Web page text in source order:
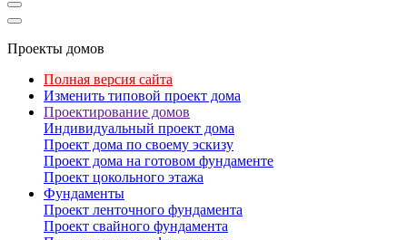
Проекты домов
Полная версия сайта
Изменить типовой проект дома
Проектирование домов
Индивидуальный проект дома
Проект дома по своему эскизу
Проект дома на готовом фундаменте
Проект цокольного этажа
Фундаменты
Проект ленточного фундамента
Проект свайного фундамента